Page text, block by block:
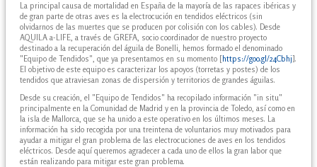
La principal causa de mortalidad en España de la mayoría de las rapaces ibéricas y
de gran parte de otras aves es la electrocución en tendidos eléctricos (sin
olvidarnos de las muertes que se producen por colisión con los cables). Desde
AQUILA a-LIFE, a través de GREFA, socio coordinador de nuestro proyecto
destinado a la recuperación del águila de Bonelli, hemos formado el denominado
"Equipo de Tendidos", que ya presentamos en su momento [https://goo.gl/24Cbhj].
El objetivo de este equipo es caracterizar los apoyos (torretas y postes) de los
tendidos que atraviesan zonas de dispersión y territorios de grandes águilas.
Desde su creación, el "Equipo de Tendidos" ha recopilado información "in situ"
principalmente en la Comunidad de Madrid y en la provincia de Toledo, así como en
la isla de Mallorca, que se ha unido a este operativo en los últimos meses. La
información ha sido recogida por una treintena de voluntarios muy motivados para
ayudar a mitigar el gran problema de las electrocuciones de aves en los tendidos
eléctricos. Desde aquí queremos agradecer a cada uno de ellos la gran labor que
están realizando para mitigar este gran problema.